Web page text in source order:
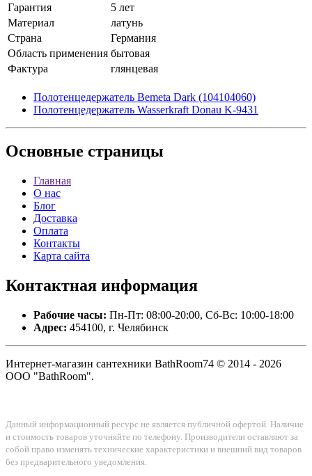
Гарантия
5 лет
Материал
латунь
Страна
Германия
Область применения бытовая
Фактура
глянцевая
Полотенцедержатель Bemeta Dark (104104060)
Полотенцедержатель Wasserkraft Donau K-9431
Основные страницы
Главная
О нас
Блог
Доставка
Оплата
Контакты
Карта сайта
Контактная информация
Рабочие часы: Пн-Пт: 08:00-20:00, Сб-Вс: 10:00-18:00
Адрес: 454100, г. Челябинск
Интернет-магазин сантехники BathRoom74 © 2014 - 2026
ООО "BathRoom".
Данный информационный ресурс не является публичной офертой. Наличие
и стоимость товаров уточняйте по телефону. Производители оставляют за
собой право изменять технические характеристики и внешний вид товаров
без предварительного уведомления.